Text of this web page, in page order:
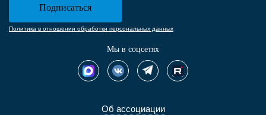
Об ассоциации
Политика в отношении обработки персональных данных
Мы в соцсетях